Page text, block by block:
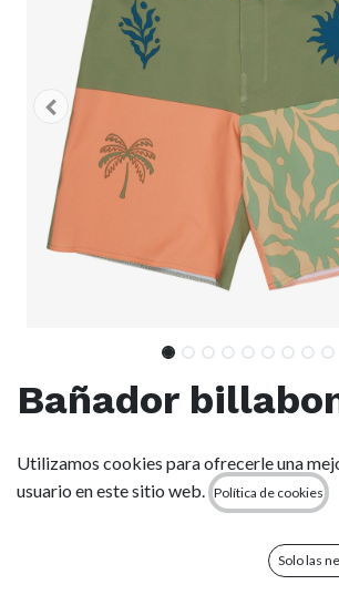
Bañador
Reflection Pro -
Green (glw3)
Utilizamos cookies para ofrecerle una
usuario en este sitio web.
Política de cookies
Solo las